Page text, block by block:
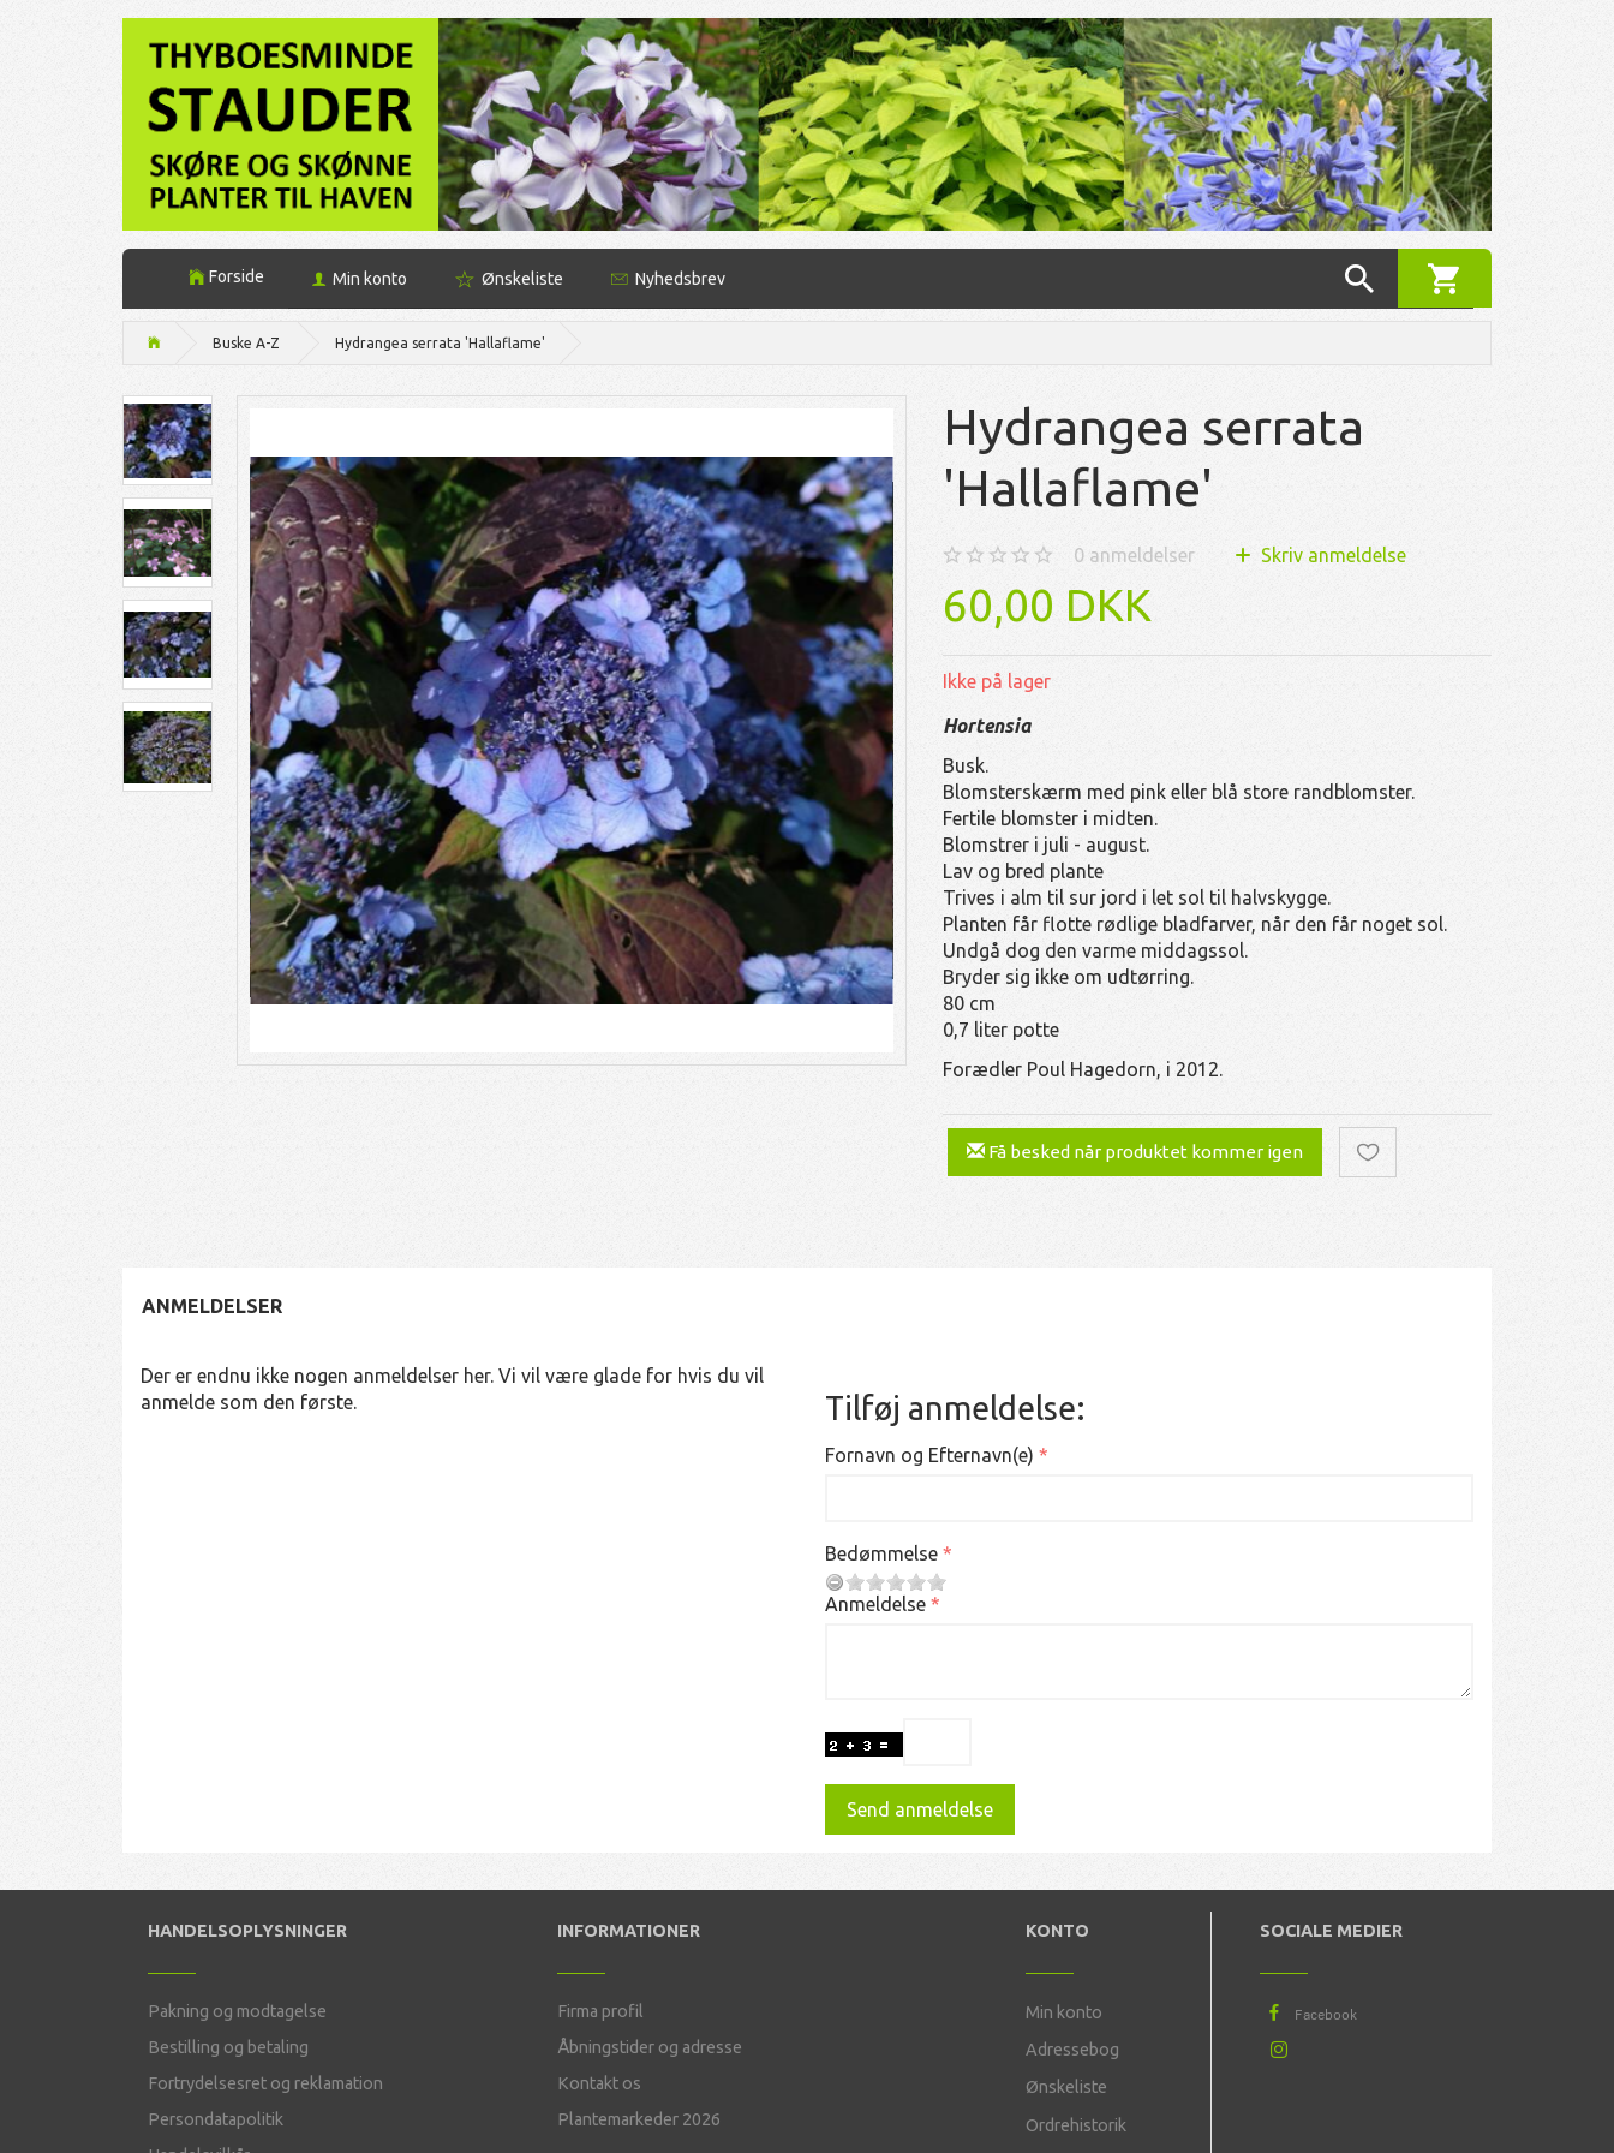
Forside Min konto Ønskeliste Nyhedsbrev
Buske A-Z Hydrangea serrata 'Hallaflame'
Hydrangea serrata
'Hallaflame'
0anmeldelser Skriv anmeldelse
60,00 DKK
Ikke på lager
Hortensia
Busk.
Blomsterskærm med pink eller blå store randblomster.
Fertile blomster i midten.
Blomstrer i juli - august.
Lav og bred plante
Trives i alm til sur jord i let sol til halvskygge.
Planten får flotte rødlige bladfarver, når den får noget sol.
Undgå dog den varme middagssol.
Bryder sig ikke om udtørring.
80 cm
0,7 liter potte
Forædler Poul Hagedorn, i 2012.
Få besked når produktet kommer igen
ANMELDELSER
Der er endnu ikke nogen anmeldelser her. Vi vil være glade for hvis du vil
anmelde som den første.
Tilføj anmeldelse:
Fornavn og Efternavn(e)
Bedømmelse
Anmeldelse
Send anmeldelse
HANDELSOPLYSNINGER
Pakning og modtagelse
Bestilling og betaling
Fortrydelsesret og reklamation
Persondatapolitik
INFORMATIONER
Firma profil
Åbningstider og adresse
Kontakt os
Plantemarkeder 2026
KONTO
Min konto
Adressebog
Ønskeliste
Ordrehistorik
SOCIALE MEDIER